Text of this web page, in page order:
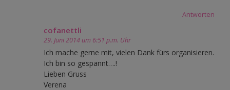
Antworten
cofanettli
29. Juni 2014 um 6:51 p.m. Uhr
Ich mache gerne mit, vielen Dank fürs organisieren.
Ich bin so gespannt….!
Lieben Gruss
Verena